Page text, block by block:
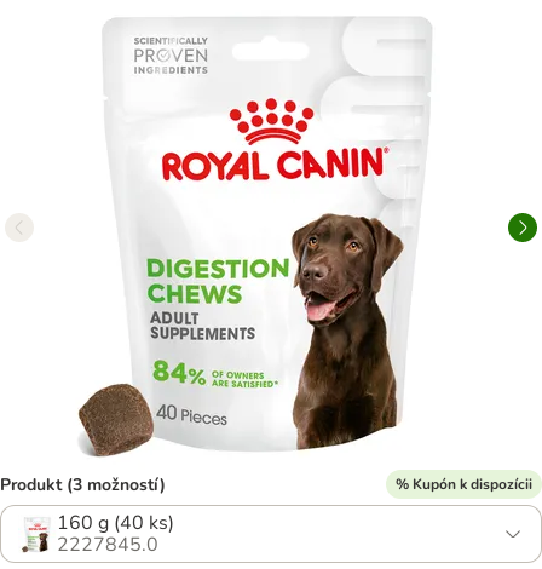
Produkt (3 možností) % Kupón k dispozícii
160 g (40 ks)
2227845.0